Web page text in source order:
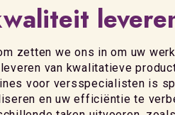
zetten we ons in om uw
van kwalitatieve
voor versspecialisten is
en uw efficiëntie te